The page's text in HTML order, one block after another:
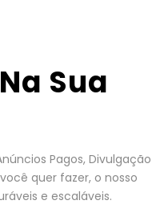
Sua
Pagos, Divulgação
quer fazer, o nosso
e escaláveis.